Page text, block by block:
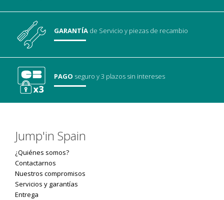
GARANTÍA de Servicioy piezas de recambio
PAGO seguroy 3 plazos sin intereses
Jump'in Spain
¿Quiénes somos?
Contactarnos
Nuestros compromisos
Servicios y garantías
Entrega